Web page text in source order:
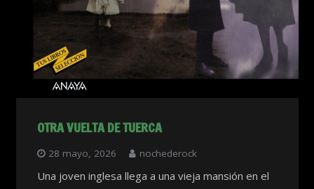
OTRA VUELTA DE TUERCA
28 mayo, 2026 nochederock
Una joven inglesa llega a una vieja mansión en el